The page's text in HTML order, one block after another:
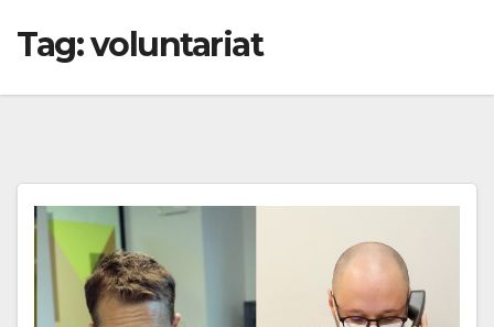
Tag:voluntariat